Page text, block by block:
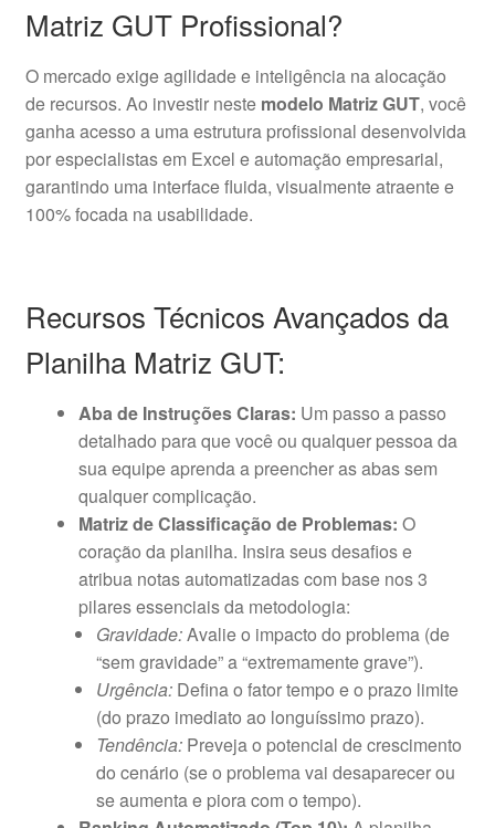
Matriz GUT Profissional?
O mercado exige agilidade e inteligência na alocação
de recursos. Ao investir neste modelo Matriz GUT, você
ganha acesso a uma estrutura profissional desenvolvida
por especialistas em Excel e automação empresarial,
garantindo uma interface fluida, visualmente atraente e
100% focada na usabilidade.
Recursos Técnicos Avançados da
Planilha Matriz GUT:
Aba de Instruções Claras: Um passo a passo
detalhado para que você ou qualquer pessoa da
sua equipe aprenda a preencher as abas sem
qualquer complicação.
Matriz de Classificação de Problemas: O
coração da planilha. Insira seus desafios e
atribua notas automatizadas com base nos 3
pilares essenciais da metodologia:
Gravidade:Avalie o impacto do problema (de
“sem gravidade” a “extremamente grave”).
Urgência:Defina o fator tempo e o prazo limite
(do prazo imediato ao longuíssimo prazo).
Tendência:Preveja o potencial de crescimento
do cenário (se o problema vai desaparecer ou
se aumenta e piora com o tempo).